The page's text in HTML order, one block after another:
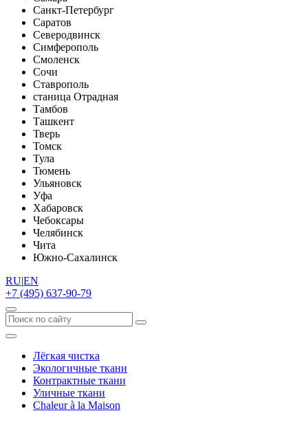
Санкт-Петербург
Саратов
Северодвинск
Симферополь
Смоленск
Сочи
Ставрополь
станица Отрадная
Тамбов
Ташкент
Тверь
Томск
Тула
Тюмень
Ульяновск
Уфа
Хабаровск
Чебоксары
Челябинск
Чита
Южно-Сахалинск
RU|EN
+7 (495) 637-90-79
Лёгкая чистка
Экологичные ткани
Контрактные ткани
Уличные ткани
Сhaleur à la Maison